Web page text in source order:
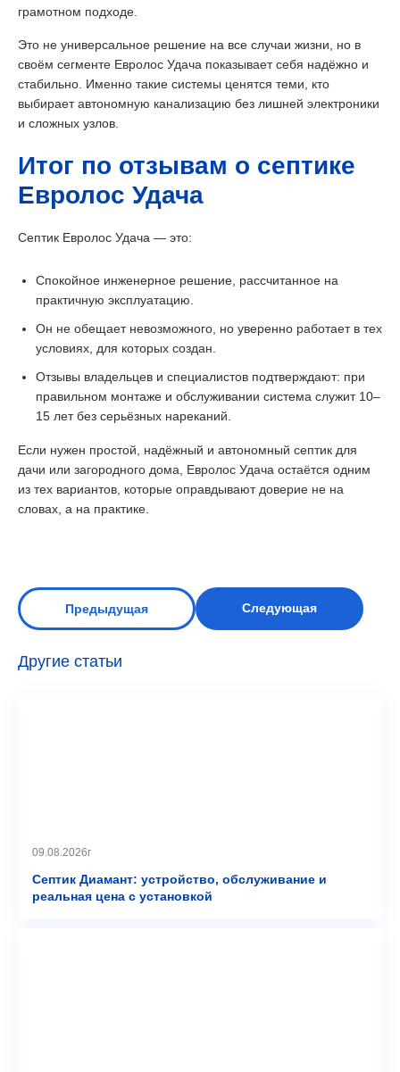
грамотном подходе.
Это не универсальное решение на все случаи жизни, но в
своём сегменте Евролос Удача показывает себя надёжно и
стабильно. Именно такие системы ценятся теми, кто
выбирает автономную канализацию без лишней электроники
и сложных узлов.
Итог по отзывам о септике
Евролос Удача
Септик Евролос Удача — это:
Cпокойное инженерное решение, рассчитанное на
практичную эксплуатацию.
Он не обещает невозможного, но уверенно работает в тех
условиях, для которых создан.
Отзывы владельцев и специалистов подтверждают: при
правильном монтаже и обслуживании система служит 10–
15 лет без серьёзных нареканий.
Если нужен простой, надёжный и автономный септик для
дачи или загородного дома, Евролос Удача остаётся одним
из тех вариантов, которые оправдывают доверие не на
словах, а на практике.
Предыдущая Следующая
Другие статьи
09.08.2026г
Септик Диамант: устройство, обслуживание и
реальная цена с установкой